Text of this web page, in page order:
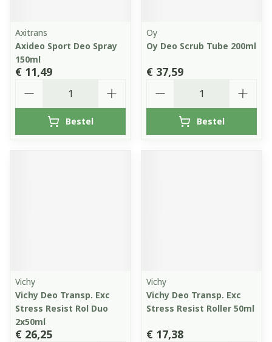
Axitrans
Axideo Sport Deo Spray
150ml
€ 11,49
Bestel
Oy
Oy Deo Scrub Tube 200ml
€ 37,59
Bestel
Vichy
Vichy Deo Transp. Exc
Stress Resist Rol Duo
2x50ml
€ 26,25
Vichy
Vichy Deo Transp. Exc
Stress Resist Roller 50ml
€ 17,38